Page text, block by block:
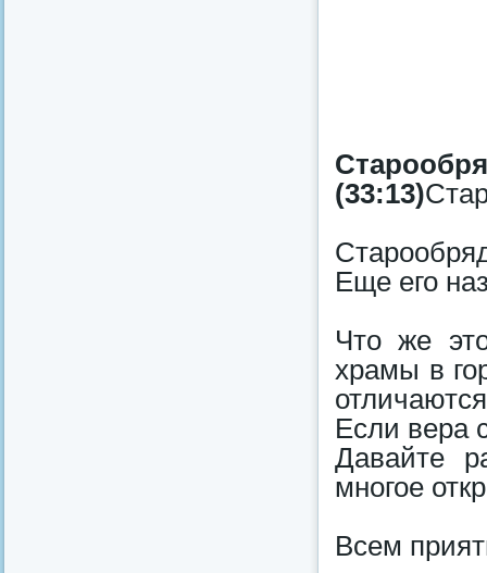
(33:13)
Еще его
Что же
храмы в
Если вера
Давайте
многое
Всем